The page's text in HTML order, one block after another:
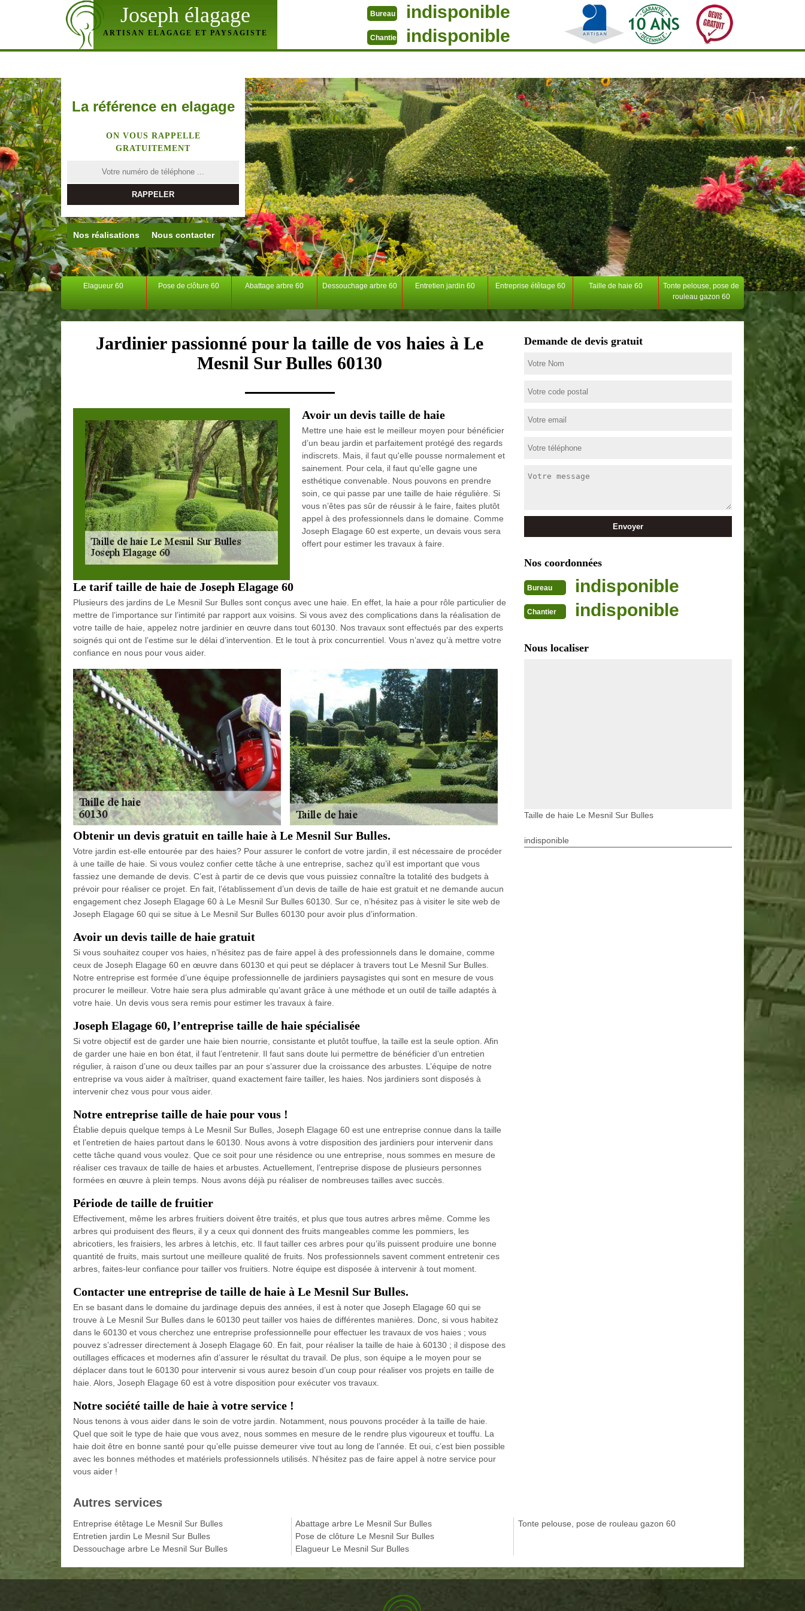
Joseph élagage
ARTISAN ELAGAGE ET PAYSAGISTE
Bureau indisponible
Chantier indisponible
La référence en elagage
ON VOUS RAPPELLE
GRATUITEMENT
Nos réalisations Nous contacter
Elagueur 60 Pose de clôture 60 Abattage arbre 60 Dessouchage arbre 60 Entretien jardin 60 Entreprise étêtage 60 Taille de haie 60
Tonte pelouse, pose de
rouleau gazon 60
Jardinier passionné pour la taille de vos haies à Le
Mesnil Sur Bulles 60130
Avoir un devis taille de haie
Mettre une haie est le meilleur moyen pour bénéficier
d’un beau jardin et parfaitement protégé des regards
indiscrets. Mais, il faut qu'elle pousse normalement et
sainement. Pour cela, il faut qu'elle gagne une
esthétique convenable. Nous pouvons en prendre
soin, ce qui passe par une taille de haie régulière. Si
vous n’êtes pas sûr de réussir à le faire, faites plutôt
appel à des professionnels dans le domaine. Comme
Joseph Elagage 60 est experte, un devais vous sera
offert pour estimer les travaux à faire.
Le tarif taille de haie de Joseph Elagage 60
Plusieurs des jardins de Le Mesnil Sur Bulles sont conçus avec une haie. En effet, la haie a pour rôle particulier de
mettre de l’importance sur l’intimité par rapport aux voisins. Si vous avez des complications dans la réalisation de
votre taille de haie, appelez notre jardinier en œuvre dans tout 60130. Nos travaux sont effectués par des experts
soignés qui ont de l’estime sur le délai d’intervention. Et le tout à prix concurrentiel. Vous n’avez qu’à mettre votre
confiance en nous pour vous aider.
Obtenir un devis gratuit en taille haie à Le Mesnil Sur Bulles.
Votre jardin est-elle entourée par des haies? Pour assurer le confort de votre jardin, il est nécessaire de procéder
à une taille de haie. Si vous voulez confier cette tâche à une entreprise, sachez qu’il est important que vous
fassiez une demande de devis. C’est à partir de ce devis que vous puissiez connaître la totalité des budgets à
prévoir pour réaliser ce projet. En fait, l’établissement d’un devis de taille de haie est gratuit et ne demande aucun
engagement chez Joseph Elagage 60 à Le Mesnil Sur Bulles 60130. Sur ce, n’hésitez pas à visiter le site web de
Joseph Elagage 60 qui se situe à Le Mesnil Sur Bulles 60130 pour avoir plus d’information.
Avoir un devis taille de haie gratuit
Si vous souhaitez couper vos haies, n’hésitez pas de faire appel à des professionnels dans le domaine, comme
ceux de Joseph Elagage 60 en œuvre dans 60130 et qui peut se déplacer à travers tout Le Mesnil Sur Bulles.
Notre entreprise est formée d’une équipe professionnelle de jardiniers paysagistes qui sont en mesure de vous
procurer le meilleur. Votre haie sera plus admirable qu’avant grâce à une méthode et un outil de taille adaptés à
votre haie. Un devis vous sera remis pour estimer les travaux à faire.
Joseph Elagage 60, l’entreprise taille de haie spécialisée
Si votre objectif est de garder une haie bien nourrie, consistante et plutôt touffue, la taille est la seule option. Afin
de garder une haie en bon état, il faut l’entretenir. Il faut sans doute lui permettre de bénéficier d’un entretien
régulier, à raison d’une ou deux tailles par an pour s’assurer due la croissance des arbustes. L’équipe de notre
entreprise va vous aider à maîtriser, quand exactement faire tailler, les haies. Nos jardiniers sont disposés à
intervenir chez vous pour vous aider.
Notre entreprise taille de haie pour vous !
Établie depuis quelque temps à Le Mesnil Sur Bulles, Joseph Elagage 60 est une entreprise connue dans la taille
et l’entretien de haies partout dans le 60130. Nous avons à votre disposition des jardiniers pour intervenir dans
cette tâche quand vous voulez. Que ce soit pour une résidence ou une entreprise, nous sommes en mesure de
réaliser ces travaux de taille de haies et arbustes. Actuellement, l’entreprise dispose de plusieurs personnes
formées en œuvre à plein temps. Nous avons déjà pu réaliser de nombreuses tailles avec succès.
Période de taille de fruitier
Effectivement, même les arbres fruitiers doivent être traités, et plus que tous autres arbres même. Comme les
arbres qui produisent des fleurs, il y a ceux qui donnent des fruits mangeables comme les pommiers, les
abricotiers, les fraisiers, les arbres à letchis, etc. Il faut tailler ces arbres pour qu’ils puissent produire une bonne
quantité de fruits, mais surtout une meilleure qualité de fruits. Nos professionnels savent comment entretenir ces
arbres, faites-leur confiance pour tailler vos fruitiers. Notre équipe est disposée à intervenir à tout moment.
Contacter une entreprise de taille de haie à Le Mesnil Sur Bulles.
En se basant dans le domaine du jardinage depuis des années, il est à noter que Joseph Elagage 60 qui se
trouve à Le Mesnil Sur Bulles dans le 60130 peut tailler vos haies de différentes manières. Donc, si vous habitez
dans le 60130 et vous cherchez une entreprise professionnelle pour effectuer les travaux de vos haies ; vous
pouvez s’adresser directement à Joseph Elagage 60. En fait, pour réaliser la taille de haie à 60130 ; il dispose des
outillages efficaces et modernes afin d’assurer le résultat du travail. De plus, son équipe a le moyen pour se
déplacer dans tout le 60130 pour intervenir si vous aurez besoin d’un coup pour réaliser vos projets en taille de
haie. Alors, Joseph Elagage 60 est à votre disposition pour exécuter vos travaux.
Notre société taille de haie à votre service !
Nous tenons à vous aider dans le soin de votre jardin. Notamment, nous pouvons procéder à la taille de haie.
Quel que soit le type de haie que vous avez, nous sommes en mesure de le rendre plus vigoureux et touffu. La
haie doit être en bonne santé pour qu’elle puisse demeurer vive tout au long de l’année. Et oui, c’est bien possible
avec les bonnes méthodes et matériels professionnels utilisés. N’hésitez pas de faire appel à notre service pour
vous aider !
Demande de devis gratuit
Nos coordonnées
Bureau indisponible
Chantier indisponible
Nous localiser
Taille de haie Le Mesnil Sur Bulles
indisponible
Autres services
Entreprise étêtage Le Mesnil Sur Bulles
Entretien jardin Le Mesnil Sur Bulles
Dessouchage arbre Le Mesnil Sur Bulles
Abattage arbre Le Mesnil Sur Bulles
Pose de clôture Le Mesnil Sur Bulles
Elagueur Le Mesnil Sur Bulles
Tonte pelouse, pose de rouleau gazon 60